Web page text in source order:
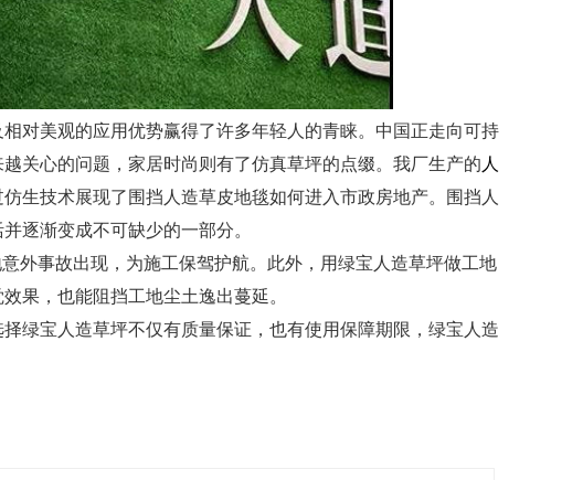
对美观的应用优势赢得了许多年轻人的青睐。中国正走向可持
关心的问题，家居时尚则有了仿真草坪的点缀。我厂生产的 人
生技术展现了围挡人造草皮地毯如何进入市政房地产。围挡人
逐渐变成不可缺少的一部分。
外事故出现，为施工保驾护航。此外，用绿宝人造草坪做工地
果，也能阻挡工地尘土逸出蔓延。
绿宝人造草坪不仅有质量保证，也有使用保障期限，绿宝人造